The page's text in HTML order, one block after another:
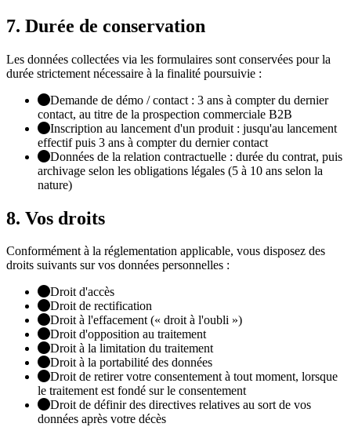
7. Durée de conservation
Les données collectées via les formulaires sont conservées pour la
durée strictement nécessaire à la finalité poursuivie :
Demande de démo / contact : 3 ans à compter du dernier
contact, au titre de la prospection commerciale B2B
Inscription au lancement d'un produit : jusqu'au lancement
effectif puis 3 ans à compter du dernier contact
Données de la relation contractuelle : durée du contrat, puis
archivage selon les obligations légales (5 à 10 ans selon la
nature)
8. Vos droits
Conformément à la réglementation applicable, vous disposez des
droits suivants sur vos données personnelles :
Droit d'accès
Droit de rectification
Droit à l'effacement (« droit à l'oubli »)
Droit d'opposition au traitement
Droit à la limitation du traitement
Droit à la portabilité des données
Droit de retirer votre consentement à tout moment, lorsque
le traitement est fondé sur le consentement
Droit de définir des directives relatives au sort de vos
données après votre décès